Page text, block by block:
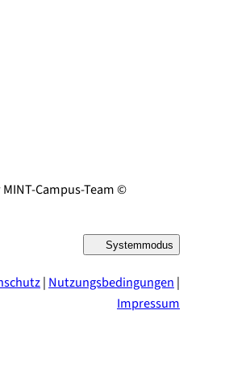
MINT-Campus-Team ©
Systemmodus
D
s
e
| Nutzungsbedingungen |
Impressum